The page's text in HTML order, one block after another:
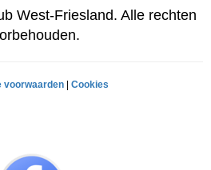
West-Friesland. Alle rechten
voorwaarden Cookies